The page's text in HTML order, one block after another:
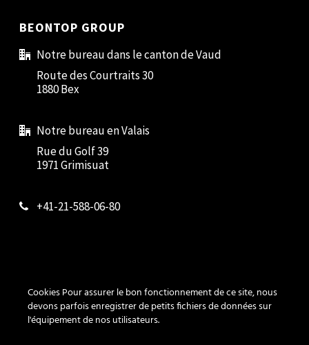
Cookies
Vie privée
BEONTOP GROUP
Notre bureau dans le canton de Vaud
Route des Courtraits 30
1880 Bex
Notre bureau en Valais
Rue du Golf 39
1971 Grimisuat
+41-21-588-06-80
Cookies Pour assurer le bon fonctionnement de ce site, nous
devons parfois enregistrer de petits fichiers de données sur
l'équipement de nos utilisateurs.